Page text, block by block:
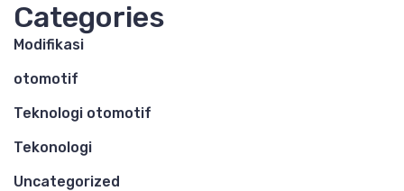
Categories
Modifikasi
otomotif
Teknologi otomotif
Tekonologi
Uncategorized